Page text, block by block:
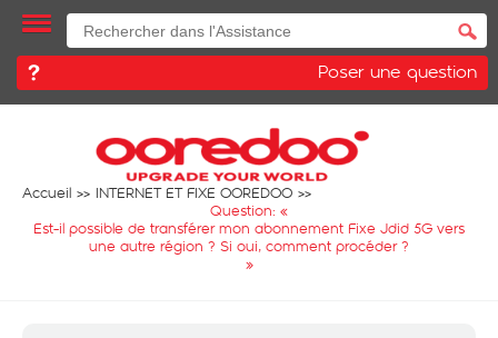
Poser une question
Accueil
INTERNET ET FIXE OOREDOO
Question: «
Est-il possible de transférer mon abonnement Fixe Jdid 5G vers
une autre région ? Si oui, comment procéder ?
»